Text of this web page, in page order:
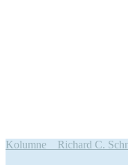
Kolumne Richard C.